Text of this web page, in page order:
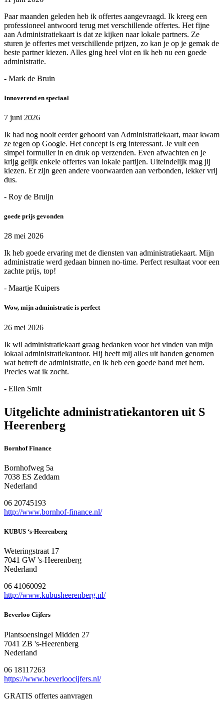
Paar maanden geleden heb ik offertes aangevraagd. Ik kreeg een
professioneel antwoord terug met verschillende offertes. Het fijne
aan Administratiekaart is dat ze kijken naar lokale partners. Ze
sturen je offertes met verschillende prijzen, zo kan je op je gemak de
beste partner kiezen. Alles ging heel vlot en ik heb nu een goede
administratie.
- Mark de Bruin
Innoverend en speciaal
7 juni 2026
Ik had nog nooit eerder gehoord van Administratiekaart, maar kwam
ze tegen op Google. Het concept is erg interessant. Je vult een
simpel formulier in en druk op verzenden. Even afwachten en je
krijg gelijk enkele offertes van lokale partijen. Uiteindelijk mag jij
kiezen. Er zijn geen andere voorwaarden aan verbonden, lekker vrij
dus.
- Roy de Bruijn
goede prijs gevonden
28 mei 2026
Ik heb goede ervaring met de diensten van administratiekaart. Mijn
administratie werd gedaan binnen no-time. Perfect resultaat voor een
zachte prijs, top!
- Maartje Kuipers
Wow, mijn administratie is perfect
26 mei 2026
Ik wil administratiekaart graag bedanken voor het vinden van mijn
lokaal administratiekantoor. Hij heeft mij alles uit handen genomen
wat betreft de administratie, en ik heb een goede band met hem.
Precies wat ik zocht.
- Ellen Smit
Uitgelichte administratiekantoren uit S
Heerenberg
Bornhof Finance
Bornhofweg 5a
7038 ES Zeddam
Nederland
06 20745193
http://www.bornhof-finance.nl/
KUBUS ‘s-Heerenberg
Weteringstraat 17
7041 GW 's-Heerenberg
Nederland
06 41060092
http://www.kubusheerenberg.nl/
Beverloo Cijfers
Plantsoensingel Midden 27
7041 ZB 's-Heerenberg
Nederland
06 18117263
https://www.beverloocijfers.nl/
GRATIS offertes aanvragen